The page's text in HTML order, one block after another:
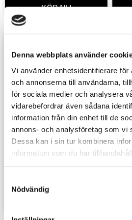
Denna webbplats använder
Vi använder enhetsidentifierare för
och annonserna till användarna,
för sociala medier och analysera
vidarebefordrar även sådana
information från din enhet till de
annons- och analysföretag som vi
Dessa kan i sin tur kombinera
information som du har
Nödvändig
Warpaints Air:
Twilight Sky 18 ml
The Army Painter